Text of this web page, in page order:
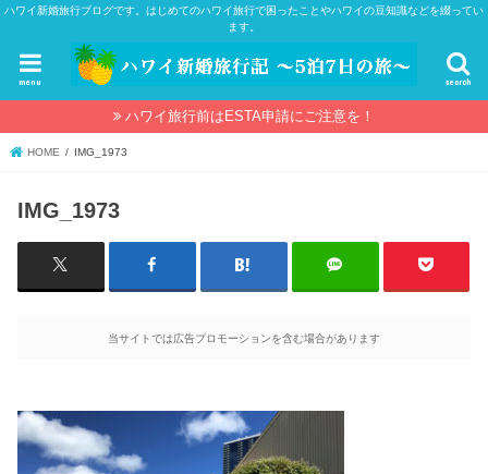
ハワイ新婚旅行ブログです。はじめてのハワイ旅行で困ったことやハワイの豆知識などを綴ってい
ます。
search
menu
ハワイ旅行前はESTA申請にご注意を！
HOME IMG_1973
IMG_1973
当サイトでは広告プロモーションを含む場合があります